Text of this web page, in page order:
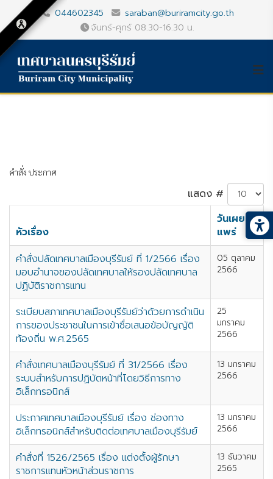
044602345
saraban@buriramcity.go.th
จันทร์-ศุกร์ 08.30-16.30 น.
คำสั่ง ประกาศ
แสดง #
หัวเรื่อง
วันเผย
แพร่
คำสั่งปลัดเทศบาลเมืองบุรีรัมย์ ที่ 1/2566 เรื่อง
มอบอำนาจของปลัดเทศบาลให้รองปลัดเทศบาล
ปฏิบัติราชการแทน
05 ตุลาคม
2566
ระเบียบสภาเทศบาลเมืองบุรีรัมย์ว่าด้วยการดำเนิน
การของประชาชนในการเข้าชื่อเสนอข้อบัญญัติ
ท้องถิ่น พ.ศ.2565
25
มกราคม
2566
คำสั่งเทศบาลเมืองบุรีรัมย์ ที่ 31/2566 เรื่อง
ระบบสำหรับการปฏิบัตหน้าที่โดยวิธีการทาง
อิเล็กทรอนิกส์
13 มกราคม
2566
ประกาศเทศบาลเมืองบุรีรัมย์ เรื่อง ช่องทาง
อิเล็กทรอนิกส์สำหรับติดต่อเทศบาลเมืองบุรีรัมย์
13 มกราคม
2566
คำสั่งที่ 1526/2565 เรื่อง แต่งตั้งผู้รักษา
ราชการแทนหัวหน้าส่วนราชการ
13 ธันวาคม
2565